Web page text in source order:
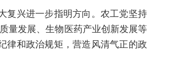
兴进一步指明方向。农工党坚持
量发展、生物医药产业创新发展等
律和政治规矩，营造风清气正的政